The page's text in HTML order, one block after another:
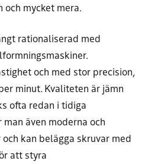
och mycket mera.
rationaliserad med
och med stor precision,
minut. Kvaliteten är jämn
ofta redan i tidiga
även moderna och
kan belägga skruvar med
att styra